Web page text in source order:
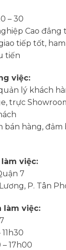
– 30
Cao đẳng
tiếp tốt,
tiến
việc:
lý khách
trực
bán hàng, đảm
việc:
7
P. Tân
làm việc:
– 17h00